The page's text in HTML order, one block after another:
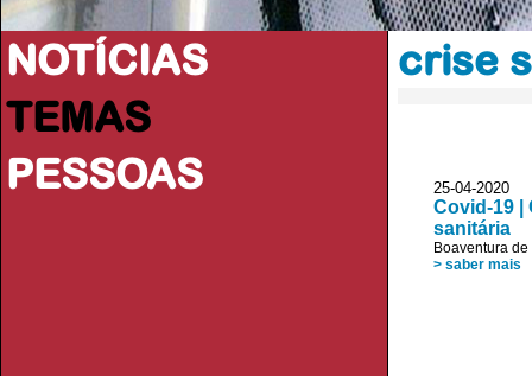
NOTÍCIAS
TEMAS
PESSOAS
crise
25-04-
Covid-19 |
sanitária
Boaventura
> saber mais